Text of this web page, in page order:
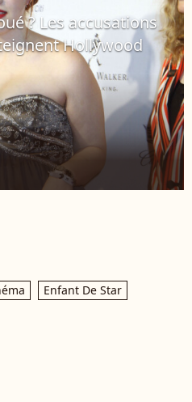
? Les accusations
Hollywood
Enfant De Star